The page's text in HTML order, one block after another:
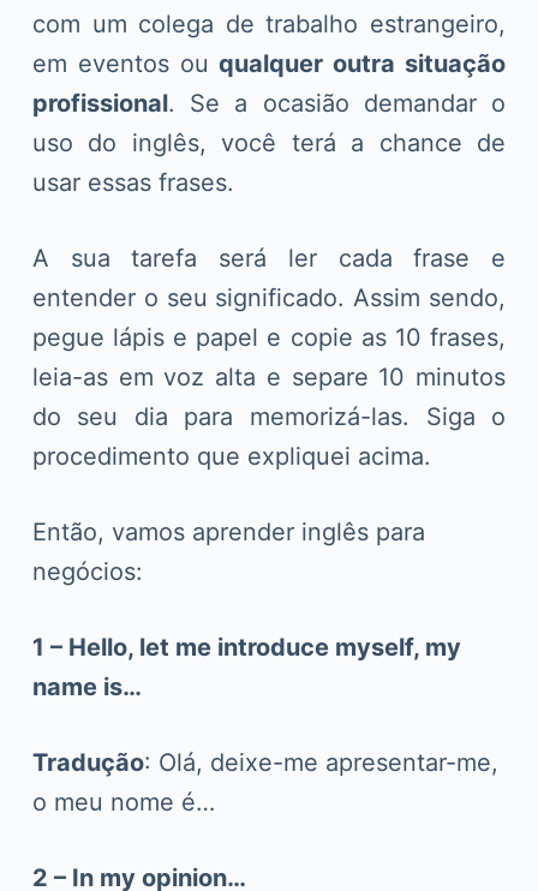
com um colega de trabalho estrangeiro,
em eventos ouqualquer outra situação
profissional. Se a ocasião demandar o
uso do inglês, você terá a chance de
usar essas frases.
A sua tarefa será ler cada frase e
entender o seu significado. Assim sendo,
pegue lápis e papel e copie as 10 frases,
leia-as em voz alta e separe 10 minutos
do seu dia para memorizá-las. Siga o
procedimento que expliquei acima.
Então, vamos aprender inglês para
negócios:
1 – Hello, let me introduce myself, my
name is…
Tradução: Olá, deixe-me apresentar-me,
o meu nome é…
2 – In my opinion…